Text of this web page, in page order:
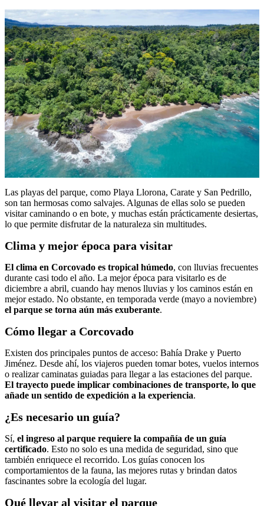
Las playas del parque, como Playa Llorona, Carate y San Pedrillo,
son tan hermosas como salvajes. Algunas de ellas solo se pueden
visitar caminando o en bote, y muchas están prácticamente desiertas,
lo que permite disfrutar de la naturaleza sin multitudes.
Clima y mejor época para visitar
El clima en Corcovado es tropical húmedo, con lluvias frecuentes
durante casi todo el año. La mejor época para visitarlo es de
diciembre a abril, cuando hay menos lluvias y los caminos están en
mejor estado. No obstante, en temporada verde (mayo a noviembre)
el parque se torna aún más exuberante.
Cómo llegar a Corcovado
Existen dos principales puntos de acceso: Bahía Drake y Puerto
Jiménez. Desde ahí, los viajeros pueden tomar botes, vuelos internos
o realizar caminatas guiadas para llegar a las estaciones del parque.
El trayecto puede implicar combinaciones de transporte, lo que
añade un sentido de expedición a la experiencia.
¿Es necesario un guía?
Sí, el ingreso al parque requiere la compañía de un guía
certificado. Esto no solo es una medida de seguridad, sino que
también enriquece el recorrido. Los guías conocen los
comportamientos de la fauna, las mejores rutas y brindan datos
fascinantes sobre la ecología del lugar.
Qué llevar al visitar el parque